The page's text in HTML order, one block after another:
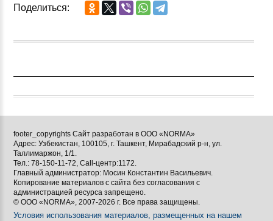
Поделиться:
footer_copyrights Сайт разработан в ООО «NORMA»
Адрес: Узбекистан, 100105, г. Ташкент, Мирабадский р-н, ул.
Таллимаржон, 1/1.
Тел.: 78-150-11-72, Call-центр:1172.
Главный администратор: Мосин Константин Васильевич.
Копирование материалов с сайта без согласования с
администрацией ресурса запрещено.
© ООО «NORMA», 2007-2026 г. Все права защищены.
Условия использования материалов, размещенных на нашем